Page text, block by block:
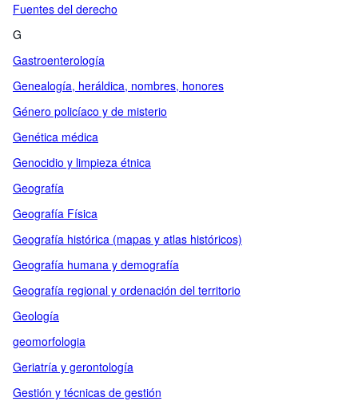
Fuentes del derecho
G
Gastroenterología
Genealogía, heráldica, nombres, honores
Género policíaco y de misterio
Genética médica
Genocidio y limpieza étnica
Geografía
Geografía Física
Geografía histórica (mapas y atlas históricos)
Geografía humana y demografía
Geografía regional y ordenación del territorio
Geología
geomorfologia
Geriatría y gerontología
Gestión y técnicas de gestión